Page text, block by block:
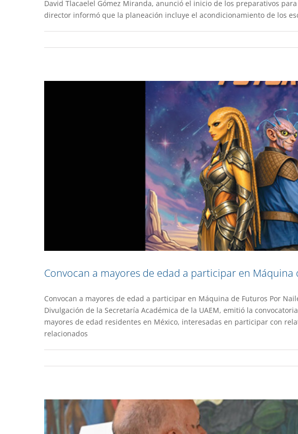
David Tlacaelel Gómez Miranda, anunció el inicio de los preparativos
director informó que la planeación incluye el acondicionamiento de los
Extensión Gaceta UAEM
Convocan a mayores de edad a participar en Máquina
Convocan a mayores de edad a participar en Máquina de Futuros Por
Divulgación de la Secretaría Académica de la UAEM, emitió la
mayores de edad residentes en México, interesadas en participar con
relacionados
Patrimonio arquitectónico religioso en